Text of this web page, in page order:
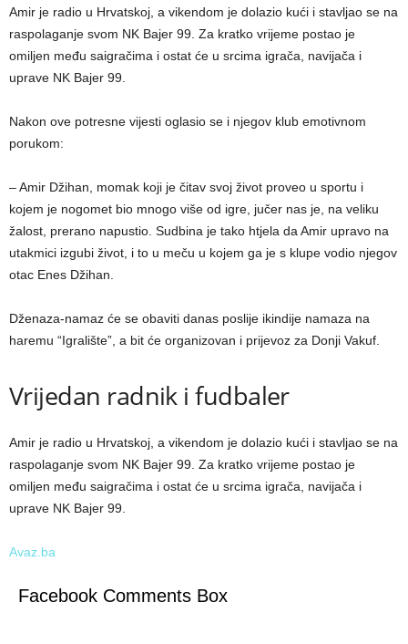
Amir je radio u Hrvatskoj, a vikendom je dolazio kući i stavljao se na
raspolaganje svom NK Bajer 99. Za kratko vrijeme postao je
omiljen među saigračima i ostat će u srcima igrača, navijača i
uprave NK Bajer 99.
Nakon ove potresne vijesti oglasio se i njegov klub emotivnom
porukom:
– Amir Džihan, momak koji je čitav svoj život proveo u sportu i
kojem je nogomet bio mnogo više od igre, jučer nas je, na veliku
žalost, prerano napustio. Sudbina je tako htjela da Amir upravo na
utakmici izgubi život, i to u meču u kojem ga je s klupe vodio njegov
otac Enes Džihan.
Dženaza-namaz će se obaviti danas poslije ikindije namaza na
haremu “Igralište”, a bit će organizovan i prijevoz za Donji Vakuf.
Vrijedan radnik i fudbaler
Amir je radio u Hrvatskoj, a vikendom je dolazio kući i stavljao se na
raspolaganje svom NK Bajer 99. Za kratko vrijeme postao je
omiljen među saigračima i ostat će u srcima igrača, navijača i
uprave NK Bajer 99.
Avaz.ba
Facebook Comments Box